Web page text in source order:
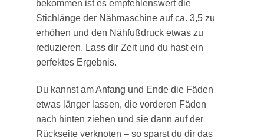
bekommen ist es empfehlenswert die
Stichlänge der Nähmaschine auf ca. 3,5 zu
erhöhen und den Nähfußdruck etwas zu
reduzieren. Lass dir Zeit und du hast ein
perfektes Ergebnis.
Du kannst am Anfang und Ende die Fäden
etwas länger lassen, die vorderen Fäden
nach hinten ziehen und sie dann auf der
Rückseite verknoten – so sparst du dir das